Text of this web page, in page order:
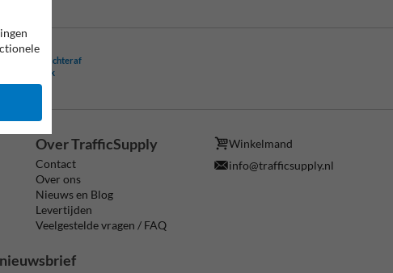
Betaling achteraf
is mogelijk
Over TrafficSupply
Contact
Over ons
Nieuws en Blog
Levertijden
Veelgestelde vragen / FAQ
Winkelmand
info@trafficsupply.nl